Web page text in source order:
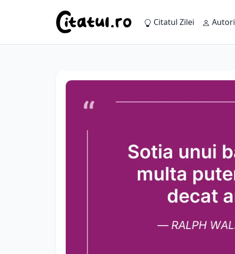
Citatul Zilei Autori